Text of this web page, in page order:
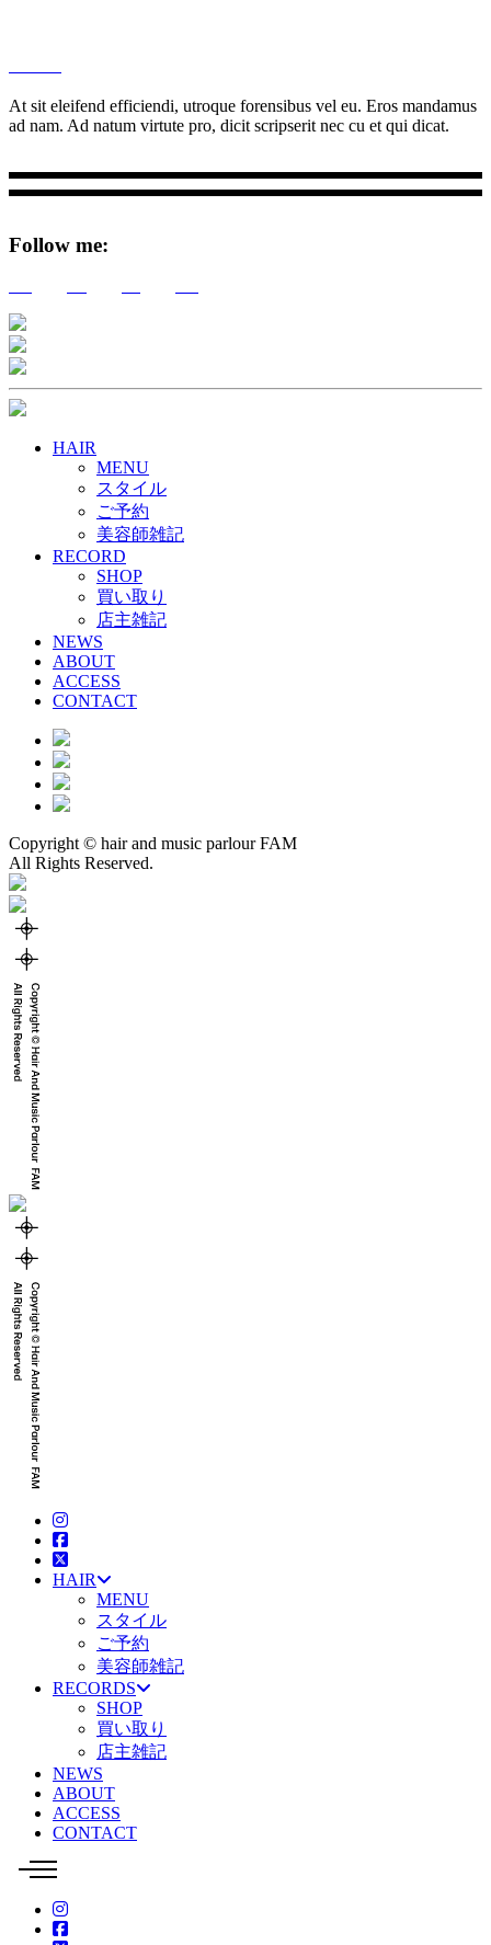
At sit eleifend efficiendi, utroque forensibus vel eu. Eros mandamus
ad nam. Ad natum virtute pro, dicit scripserit nec cu et qui dicat.
Follow me:
HAIR
MENU
スタイル
ご予約
美容師雑記
RECORD
SHOP
買い取り
店主雑記
NEWS
ABOUT
ACCESS
CONTACT
Copyright © hair and music parlour FAM
All Rights Reserved.
HAIR
MENU
スタイル
ご予約
美容師雑記
RECORDS
SHOP
買い取り
店主雑記
NEWS
ABOUT
ACCESS
CONTACT